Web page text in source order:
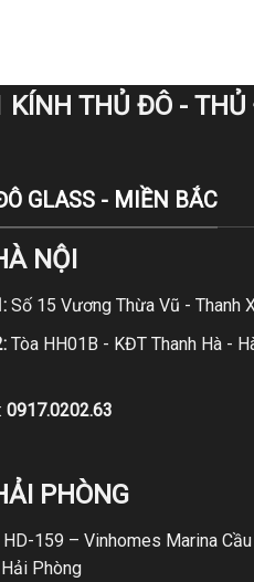
THỦ ĐÔ - THỦ
GLASS - MIỀN BẮC
NỘI
Số 15 Vương Thừa Vũ - Thanh
Tòa HH01B - KĐT Thanh Hà -
0917.0202.63
PHÒNG
HD-159 – Vinhomes Marina
Phòng